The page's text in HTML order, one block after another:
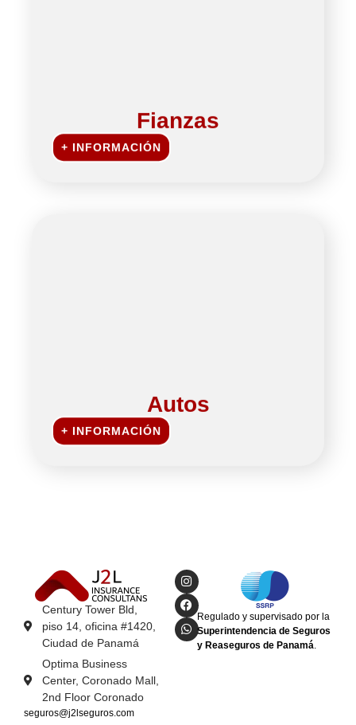
Fianzas
+ INFORMACIÓN
Autos
+ INFORMACIÓN
Century Tower Bld,
piso 14, oficina #1420,
Ciudad de Panamá
Optima Business
Center, Coronado Mall,
2nd Floor Coronado
seguros@j2lseguros.com
Regulado y supervisado por la
Superintendencia de Seguros
y Reaseguros de Panamá